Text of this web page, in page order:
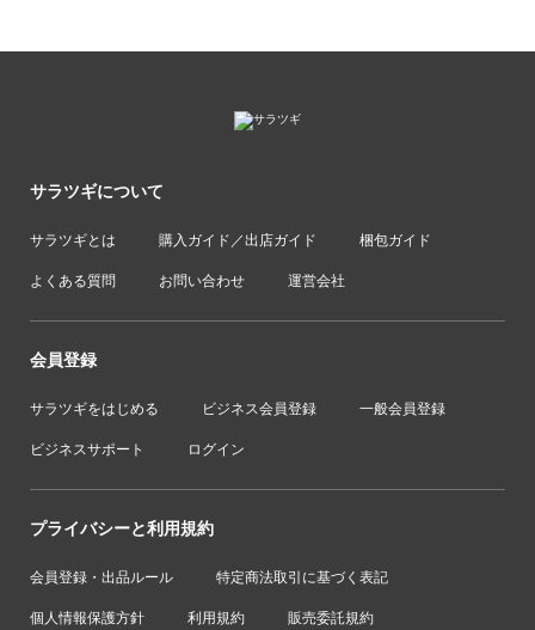
サラツギについて
サラツギとは 購入ガイド／出店ガイド 梱包ガイド
よくある質問 お問い合わせ 運営会社
会員登録
サラツギをはじめる ビジネス会員登録 一般会員登録
ビジネスサポート ログイン
プライバシーと利用規約
会員登録・出品ルール 特定商法取引に基づく表記
個人情報保護方針 利用規約 販売委託規約